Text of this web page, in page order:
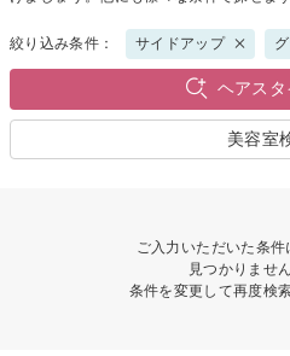
絞り込み条件： サイドアップ
ヘアス
美容室
ご入力いただいた条
見つかりませ
条件を変更して再度検